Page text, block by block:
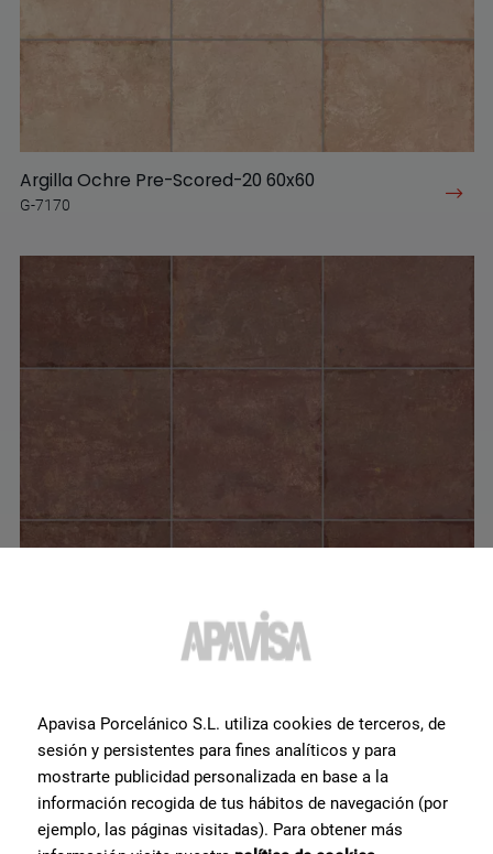
Argilla Ochre Pre-Scored-20 60x60
G-7170
Argilla Rosso Pre-Scored-20 60x60
Apavisa Porcelánico S.L. utiliza cookies de terceros, de
sesión y persistentes para fines analíticos y para
mostrarte publicidad personalizada en base a la
información recogida de tus hábitos de navegación (por
ejemplo, las páginas visitadas). Para obtener más